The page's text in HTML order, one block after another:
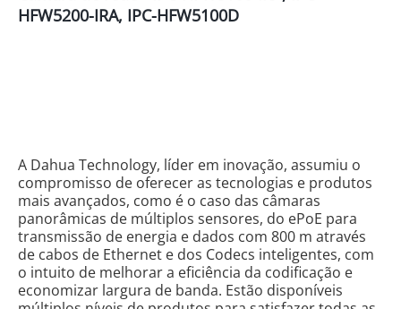
HFW5200-IRA, IPC-HFW5100D
A Dahua Technology, líder em inovação, assumiu o
compromisso de oferecer as tecnologias e produtos
mais avançados, como é o caso das câmaras
panorâmicas de múltiplos sensores, do ePoE para
transmissão de energia e dados com 800 m através
de cabos de Ethernet e dos Codecs inteligentes, com
o intuito de melhorar a eficiência da codificação e
economizar largura de banda. Estão disponíveis